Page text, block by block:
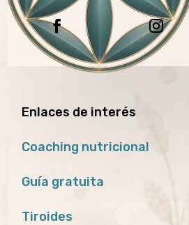
Enlaces de interés
Coaching nutricional
Guía gratuita
Tiroides